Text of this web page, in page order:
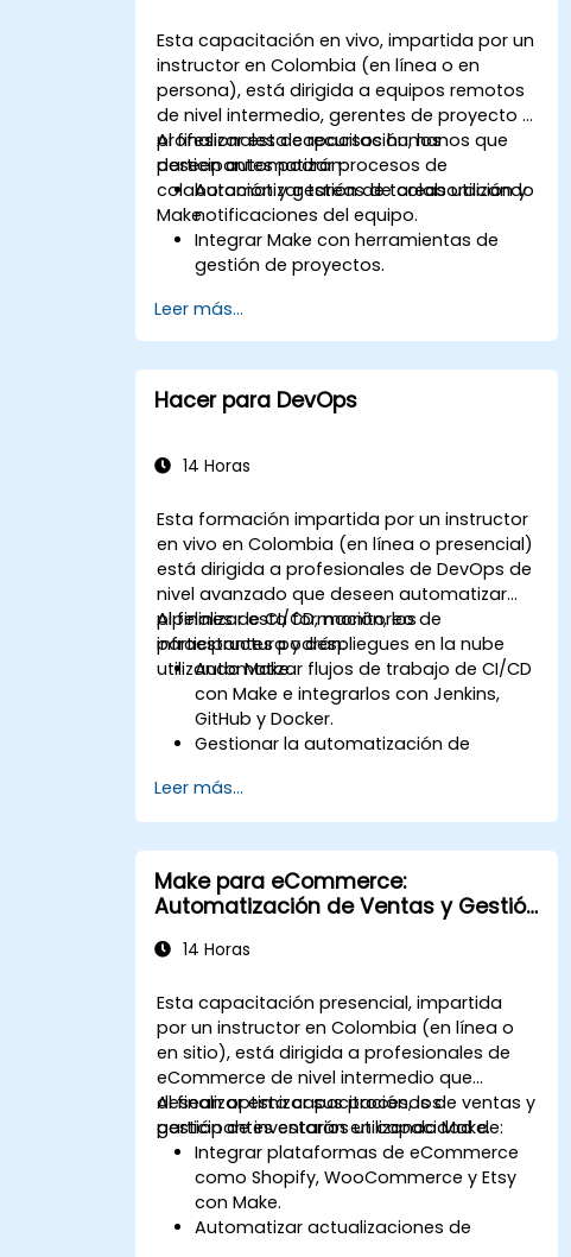
Esta capacitación en vivo, impartida por un
instructor en Colombia (en línea o en
persona), está dirigida a equipos remotos
de nivel intermedio, gerentes de proyecto y
profesionales de recursos humanos que
deseen automatizar procesos de
colaboración y gestión de tareas utilizando
Make.
Al finalizar esta capacitación, los
participantes podrán:
Automatizar tareas de colaboración y
notificaciones del equipo.
Integrar Make con herramientas de
gestión de proyectos.
humanos y procesos de incorporación.
Mejorar el seguimiento y los informes
de tareas mediante automatización.
Leer más...
Hacer para DevOps
14 Horas
Esta formación impartida por un instructor
en vivo en Colombia (en línea o presencial)
está dirigida a profesionales de DevOps de
nivel avanzado que deseen automatizar
pipelines de CI/CD, monitoreo de
infraestructura y despliegues en la nube
utilizando Make.
Al finalizar esta formación, los
participantes podrán:
Automatizar flujos de trabajo de CI/CD
con Make e integrarlos con Jenkins,
GitHub y Docker.
Gestionar la automatización de
aprovisionamiento y monitoreo de
recursos en la nube.
eficientes de automatización para
estrategias de despliegue de código,
pruebas y reversión.
Optimizar la orquestación de
integraciones avanzadas de Make.
Leer más...
Make para eCommerce:
Automatización de Ventas y Gestión
14 Horas
Esta capacitación presencial, impartida
por un instructor en Colombia (en línea o
en sitio), está dirigida a profesionales de
eCommerce de nivel intermedio que
desean optimizar sus procesos de ventas y
gestión de inventarios utilizando Make.
Al finalizar esta capacitación, los
participantes estarán en capacidad de:
Integrar plataformas de eCommerce
como Shopify, WooCommerce y Etsy
con Make.
Automatizar actualizaciones de